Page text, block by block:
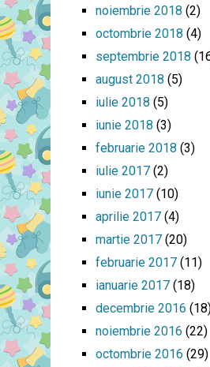
noiembrie 2018 (2)
octombrie 2018 (4)
septembrie 2018
august 2018 (5)
iulie 2018 (5)
iunie 2018 (3)
februarie 2018 (3)
iulie 2017(2)
iunie 2017(10)
aprilie 2017(4)
martie 2017(20)
februarie 2017(11)
ianuarie 2017(18)
decembrie 2016
noiembrie 2016 (22)
octombrie 2016 (29)